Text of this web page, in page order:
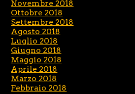
Novembre 2018
Ottobre 2018
Settembre 2018
Agosto 2018
Luglio 2018
Giugno 2018
Maggio 2018
Aprile 2018
Marzo 2018
Febbraio 2018